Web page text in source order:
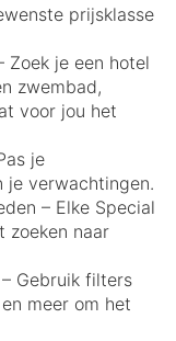
prijsklasse
Zoek je een hotel
zwembad,
voor jou het
je
je verwachtingen.
– Elke Special
zoeken naar
Gebruik filters
meer om het